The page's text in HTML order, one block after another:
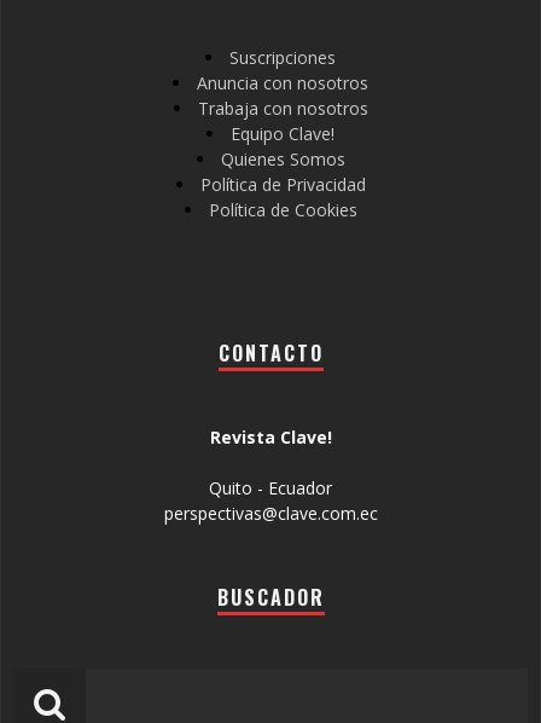
Suscripciones
Anuncia con nosotros
Trabaja con nosotros
Equipo Clave!
Quienes Somos
Política de Privacidad
Política de Cookies
CONTACTO
Revista Clave!
Quito - Ecuador
perspectivas@clave.com.ec
BUSCADOR